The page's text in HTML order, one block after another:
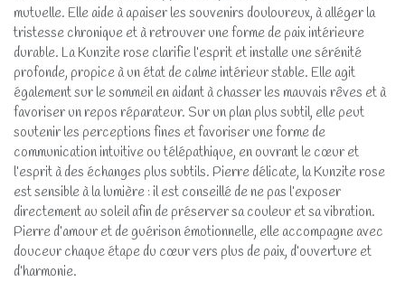
mutuelle. Elle aide à apaiser les souvenirs douloureux, à alléger la
tristesse chronique et à retrouver une forme de paix intérieure
durable. La Kunzite rose clarifie l’esprit et installe une sérénité
profonde, propice à un état de calme intérieur stable. Elle agit
également sur le sommeil en aidant à chasser les mauvais rêves et à
favoriser un repos réparateur. Sur un plan plus subtil, elle peut
soutenir les perceptions fines et favoriser une forme de
communication intuitive ou télépathique, en ouvrant le cœur et
l’esprit à des échanges plus subtils. Pierre délicate, la Kunzite rose
est sensible à la lumière : il est conseillé de ne pas l’exposer
directement au soleil afin de préserver sa couleur et sa vibration.
Pierre d’amour et de guérison émotionnelle, elle accompagne avec
douceur chaque étape du cœur vers plus de paix, d’ouverture et
d’harmonie.